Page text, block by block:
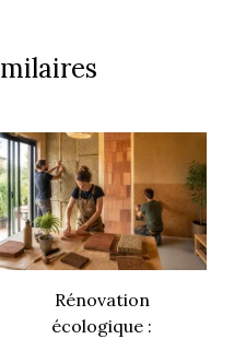
Rénovation
écologique :